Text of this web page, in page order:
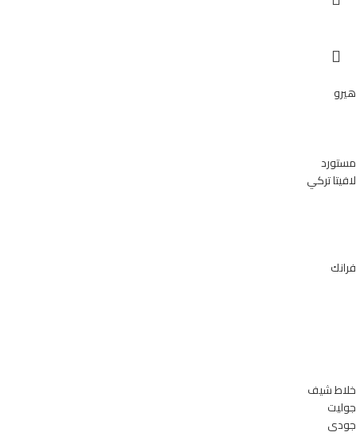
هيرو
مستورد
لافيتا تركي
فرانك
خلاط شيف
جوليت
جودى